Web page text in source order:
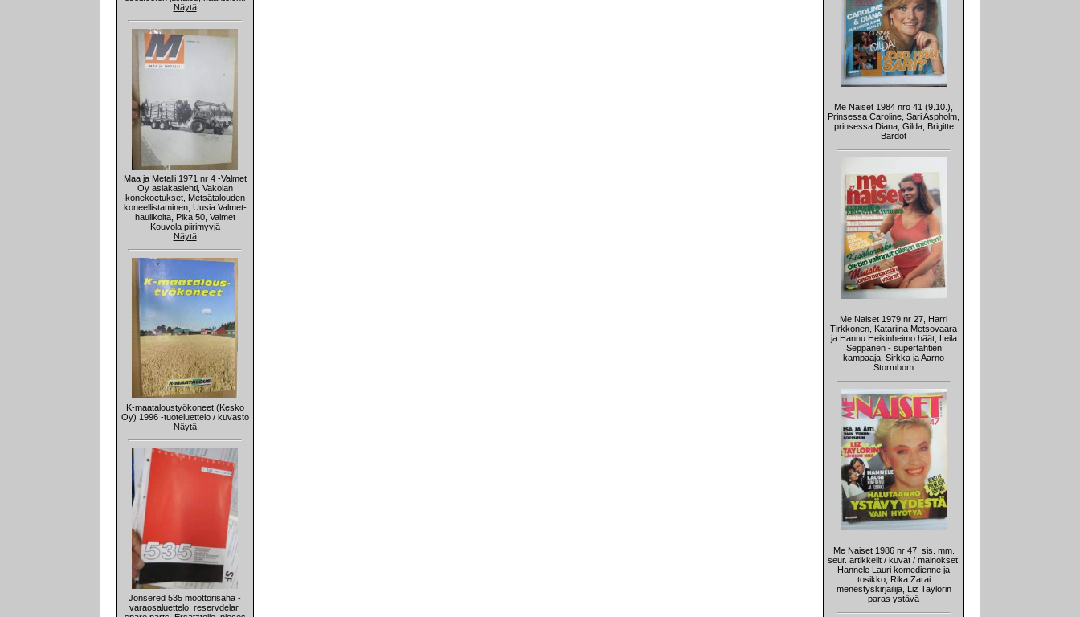
Näytä
Maa ja Metalli 1971 nr 4 -Valmet
Oy asiakaslehti, Vakolan
konekoetukset, Metsätalouden
koneellistaminen, Uusia Valmet-
haulikoita, Pika 50, Valmet
Kouvola piirimyyjä
Näytä
K-maataloustyökoneet (Kesko
Oy) 1996 -tuoteluettelo / kuvasto
Näytä
Jonsered 535 moottorisaha -
varaosaluettelo, reservdelar,
Me Naiset 1984 nro 41 (9.10.),
Prinsessa Caroline, Sari Aspholm,
prinsessa Diana, Gilda, Brigitte
Bardot
Me Naiset 1979 nr 27, Harri
Tirkkonen, Katariina Metsovaara
ja Hannu Heikinheimo häät, Leila
Seppänen - supertähtien
kampaaja, Sirkka ja Aarno
Stormbom
Me Naiset 1986 nr 47, sis. mm.
seur. artikkelit / kuvat / mainokset;
Hannele Lauri komedienne ja
tosikko, Rika Zarai
menestyskirjailija, Liz Taylorin
paras ystävä